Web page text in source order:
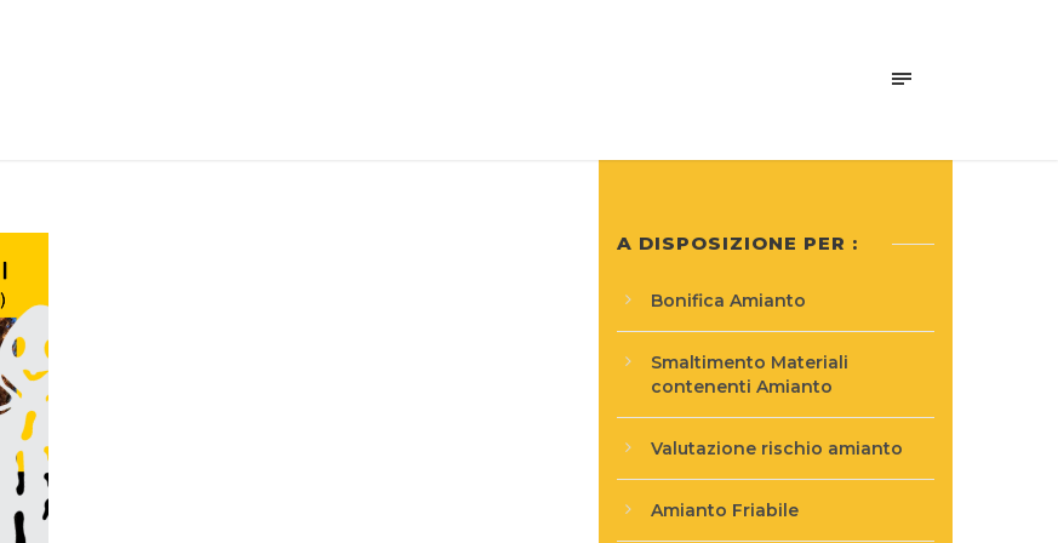
A DISPOSIZIONE PER :
Bonifica Amianto
Smaltimento Materiali
contenenti Amianto
Valutazione rischio amianto
Amianto Friabile